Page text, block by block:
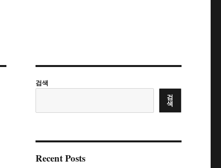
검색
검
색
Recent Posts